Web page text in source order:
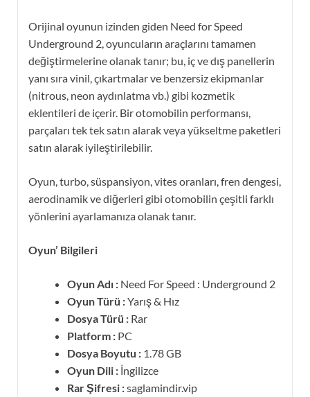
Orijinal oyunun izinden giden Need for Speed ​​
Underground 2, oyuncuların araçlarını tamamen
değiştirmelerine olanak tanır; bu, iç ve dış panellerin
yanı sıra vinil, çıkartmalar ve benzersiz ekipmanlar
(nitrous, neon aydınlatma vb.) gibi kozmetik
eklentileri de içerir. Bir otomobilin performansı,
parçaları tek tek satın alarak veya yükseltme paketleri
satın alarak iyileştirilebilir.
Oyun, turbo, süspansiyon, vites oranları, fren dengesi,
aerodinamik ve diğerleri gibi otomobilin çeşitli farklı
yönlerini ayarlamanıza olanak tanır.
Oyun’ Bilgileri
Oyun Adı : Need For Speed : Underground 2
Oyun Türü :Yarış & Hız
Dosya Türü : Rar
Platform : PC
Dosya Boyutu : 1.78 GB
Oyun Dili : İngilizce
Rar Şifresi :saglamindir.vip